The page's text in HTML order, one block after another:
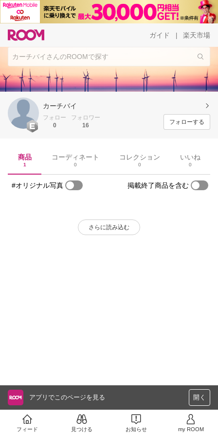
ガイド 楽天市場
カーチバイ
フォロー
0
フォロワー
16
フォローする
商品
1
コーディネート
0
コレクション
0
いいね
0
#オリジナル写真 掲載終了商品を含む
さらに読み込む
アプリでこのページを見る 開く
フィード 見つける お知らせ my ROOM